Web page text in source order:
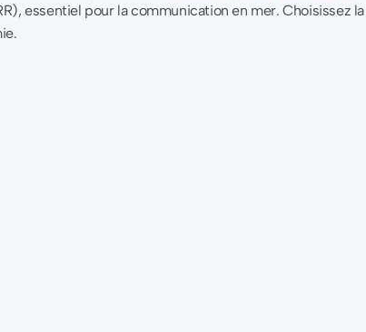
essentiel pour la communication en mer. Choisissez